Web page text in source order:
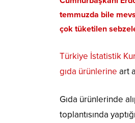
temmuzda bile
çok tüketilen
Türkiye İstatistik
gıda ürünlerine art
Gıda ürünlerinde
toplantısında